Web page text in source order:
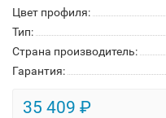
Цвет профиля:
Тип:
Страна производитель:
Гарантия:
35 409 ₽